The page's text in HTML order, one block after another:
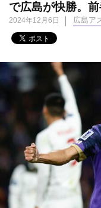
で広島が快勝。
2024年12月6日 広島ア